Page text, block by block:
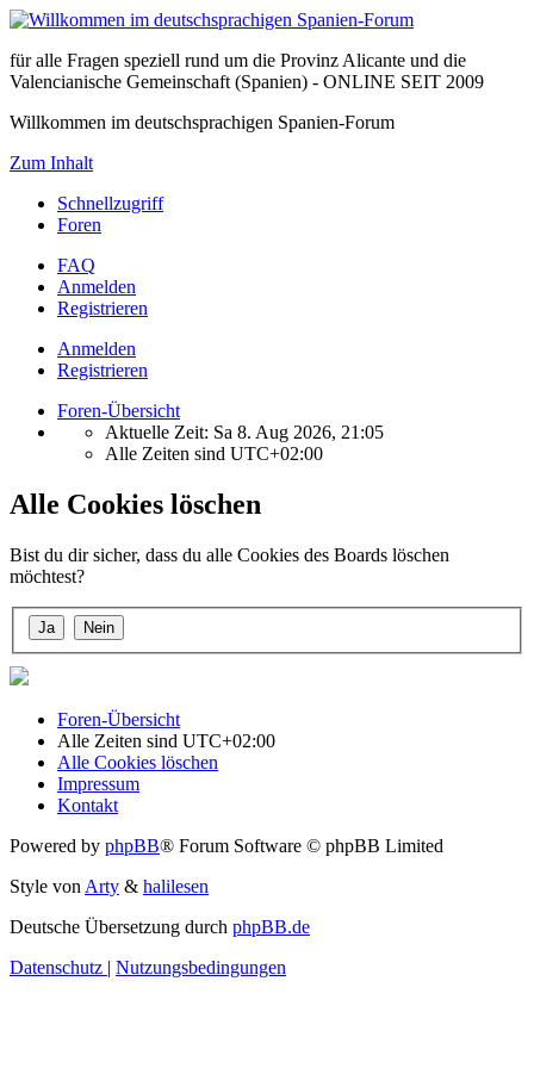
für alle Fragen speziell rund um die Provinz Alicante und die
Valencianische Gemeinschaft (Spanien) - ONLINE SEIT 2009
Willkommen im deutschsprachigen Spanien-Forum
Zum Inhalt
Schnellzugriff
Foren
FAQ
Anmelden
Registrieren
Anmelden
Registrieren
Foren-Übersicht
Aktuelle Zeit: Sa 8. Aug 2026, 21:05
Alle Zeiten sind UTC+02:00
Alle Cookies löschen
Bist du dir sicher, dass du alle Cookies des Boards löschen
möchtest?
Foren-Übersicht
Alle Zeiten sind UTC+02:00
Alle Cookies löschen
Impressum
Kontakt
Powered by phpBB® Forum Software © phpBB Limited
Style vonArty & halilesen
Deutsche Übersetzung durch phpBB.de
Datenschutz | Nutzungsbedingungen